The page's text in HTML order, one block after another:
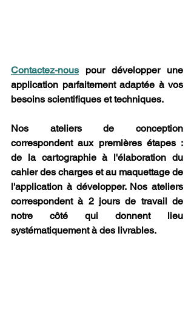
Contactez-nous pour développer une
application parfaitement adaptée à vos
besoins scientifiques et techniques.
Nos ateliers de conception
correspondent aux premières étapes :
de la cartographie à l'élaboration du
cahier des charges et au maquettage de
l'application à développer. Nos ateliers
correspondent à 2 jours de travail de
notre côté qui donnent lieu
systématiquement à des livrables.